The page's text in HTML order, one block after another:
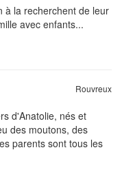
à la recherchent de leur
avec enfants...
Rouvreux
d'Anatolie, nés et
des moutons, des
parents sont tous les